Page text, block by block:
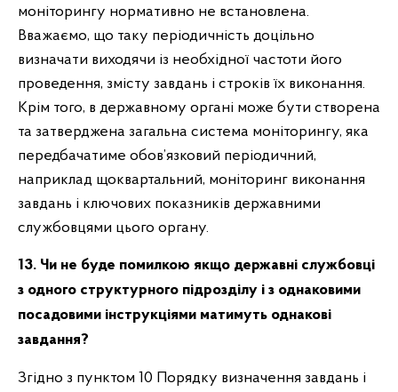
моніторингу нормативно не встановлена.
Вважаємо, що таку періодичність доцільно
визначати виходячи із необхідної частоти його
проведення, змісту завдань і строків їх виконання.
Крім того, в державному органі може бути створена
та затверджена загальна система моніторингу, яка
передбачатиме обов’язковий періодичний,
наприклад щоквартальний, моніторинг виконання
завдань і ключових показників державними
службовцями цього органу.
13. Чи не буде помилкою якщо державні службовці
з одного структурного підрозділу і з однаковими
посадовими інструкціями матимуть однакові
завдання?
Згідно з пунктом 10 Порядку визначення завдань і